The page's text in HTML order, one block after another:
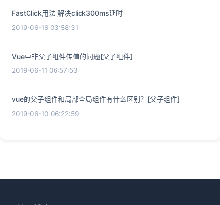
FastClick用法 解决click300ms延时
2019-06-16 03:58:31
Vue中非父子组件传值的问题[父子组件]
2019-06-11 06:57:53
vue的父子组件和局部全局组件有什么区别？[父子组件]
2019-06-10 06:22:59